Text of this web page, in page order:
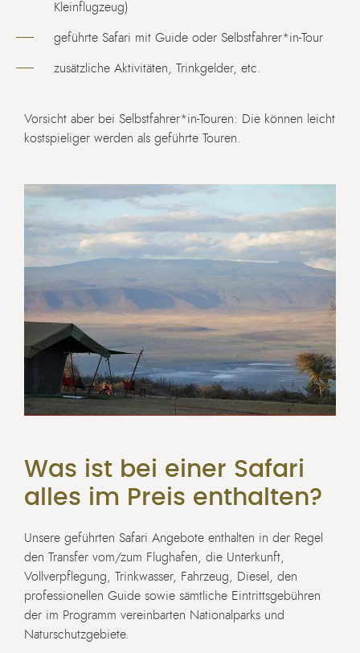
Kleinflugzeug)
geführte Safari mit Guide oder Selbstfahrer*in-Tour
zusätzliche Aktivitäten, Trinkgelder, etc.
Vorsicht aber bei Selbstfahrer*in-Touren: Die können leicht
kostspieliger werden als geführte Touren.
Was ist bei einer Safari
alles im Preis enthalten?
Unsere geführten Safari Angebote enthalten in der Regel
den Transfer vom/zum Flughafen, die Unterkunft,
Vollverpflegung, Trinkwasser, Fahrzeug, Diesel, den
professionellen Guide sowie sämtliche Eintrittsgebühren
der im Programm vereinbarten Nationalparks und
Naturschutzgebiete.